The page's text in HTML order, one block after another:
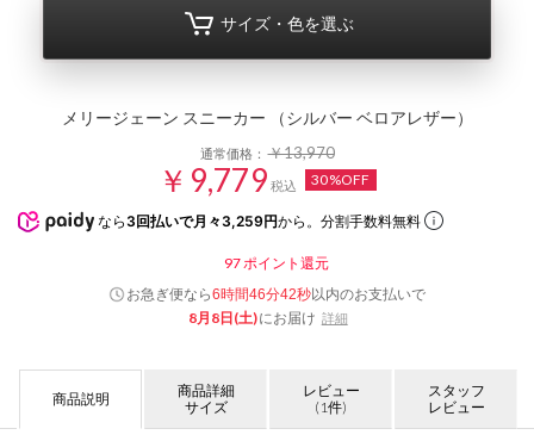
サイズ・色を選ぶ
メリージェーン スニーカー （シルバー ベロアレザー）
通常価格：￥13,970
￥9,779 税込 30%OFF
なら 3回払いで月々3,259円から。分割手数料無料
97ポイント還元
お急ぎ便なら6時間46分42秒以内のお支払いで
8月8日(土)にお届け 詳細
商品説明
商品詳細
サイズ
レビュー
(1件)
スタッフ
レビュー